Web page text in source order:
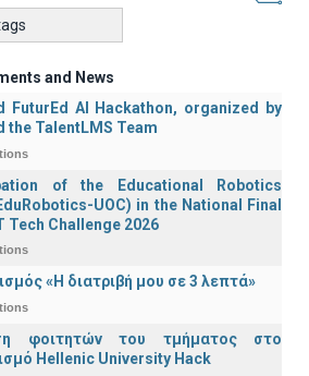
and News
FuturEd AI Hackathon, organized by
the TalentLMS Team
of the Educational Robotics
UOC) in the National Final
Tech Challenge 2026
«Η διατριβή μου σε 3 λεπτά»
φοιτητών του τμήματος στο
Hellenic University Hack